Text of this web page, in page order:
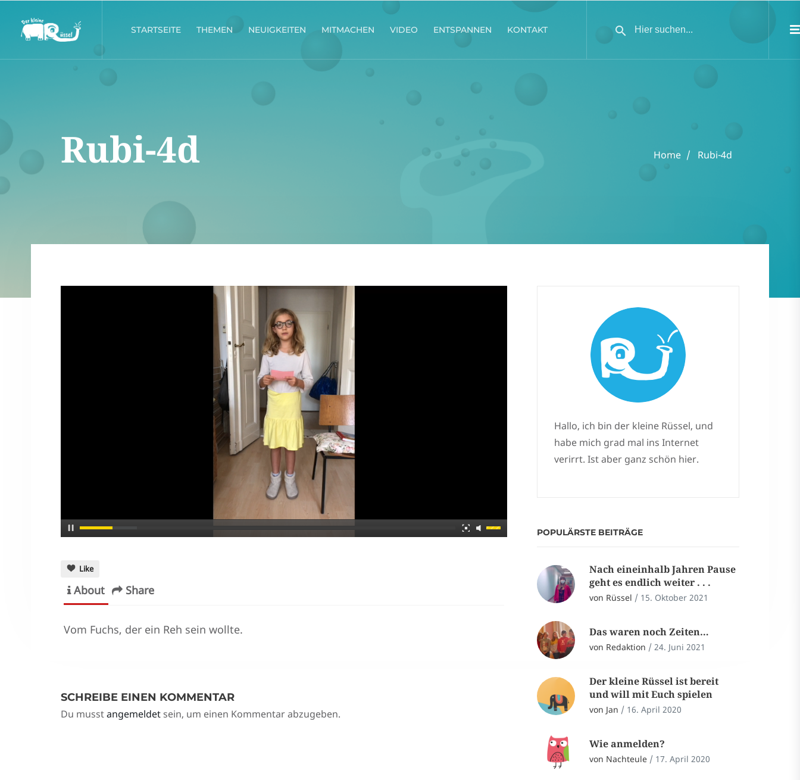
STARTSEITE THEMEN NEUIGKEITEN MITMACHEN VIDEO ENTSPANNEN KONTAKT
Rubi-4d Home Rubi-4d
Like
About Share
Vom Fuchs, der ein Reh sein wollte.
SCHREIBE EINEN KOMMENTAR
Du musstangemeldet sein, um einen Kommentar abzugeben.
Hallo, ich bin der kleine Rüssel, und
habe mich grad mal ins Internet
verirrt. Ist aber ganz schön hier.
POPULÄRSTE BEITRÄGE
Nach eineinhalb Jahren Pause
geht es endlich weiter . . .
von Rüssel / 15. Oktober 2021
Das waren noch Zeiten…
von Redaktion / 24. Juni 2021
Der kleine Rüssel ist bereit
und will mit Euch spielen
von Jan / 16. April 2020
Wie anmelden?
von Nachteule / 17. April 2020